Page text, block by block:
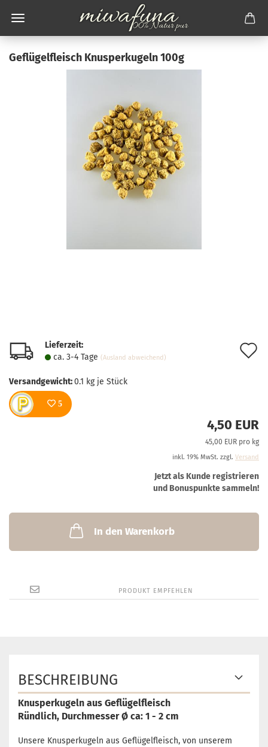
Geflügelfleisch Knusperkugeln 100g
Lieferzeit:
ca. 3-4 Tage (Ausland abweichend)
Versandgewicht:0.1 kg je Stück
5
4,50 EUR
45,00 EUR pro kg
inkl. 19% MwSt. zzgl. Versand
Jetzt als Kunde registrieren
und Bonuspunkte sammeln!
In den Warenkorb
PRODUKT EMPFEHLEN
BESCHREIBUNG
Knusperkugeln aus Geflügelfleisch
Ründlich, Durchmesser Ø ca: 1 - 2 cm
Unsere Knusperkugeln aus Geflügelfleisch, von unserem